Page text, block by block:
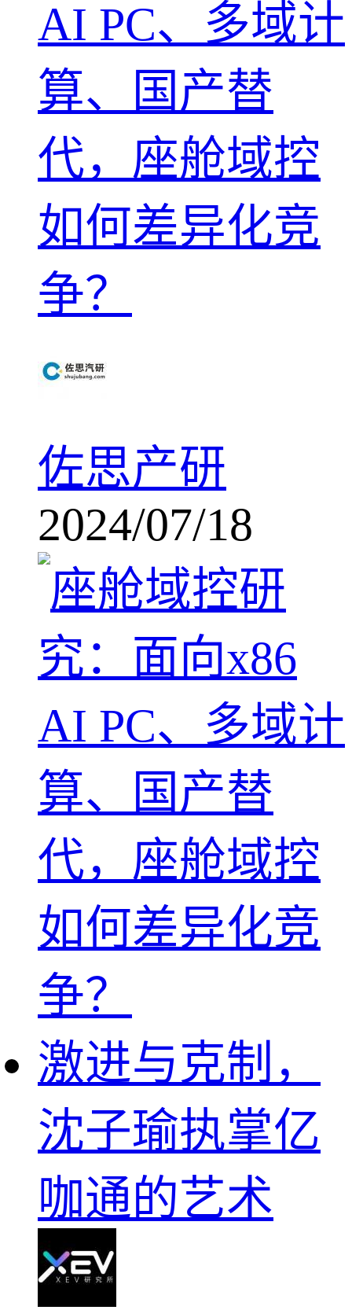
AI PC、多域计
算、国产替
代，座舱域控
如何差异化竞
争？
佐思产研
2024/07/18
激进与克制，
沈子瑜执掌亿
咖通的艺术